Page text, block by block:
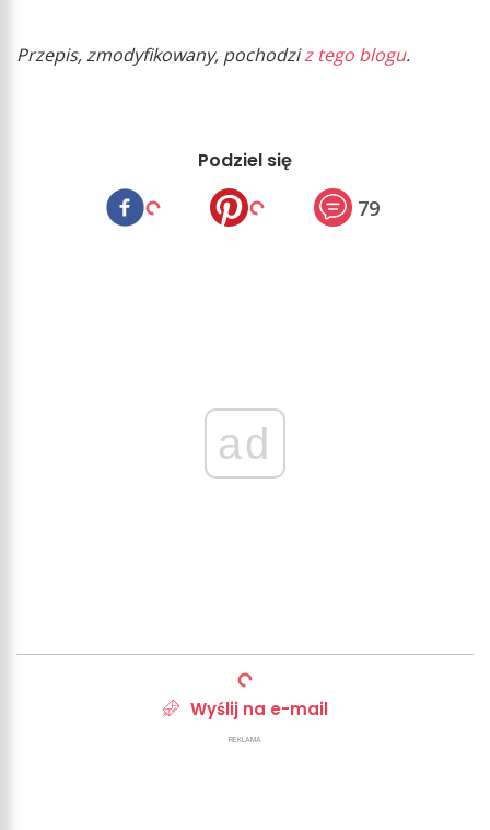
Przepis, zmodyfikowany, pochodziz tego blogu.
Podziel się
79
ad
Wyślij na e-mail
REKLAMA